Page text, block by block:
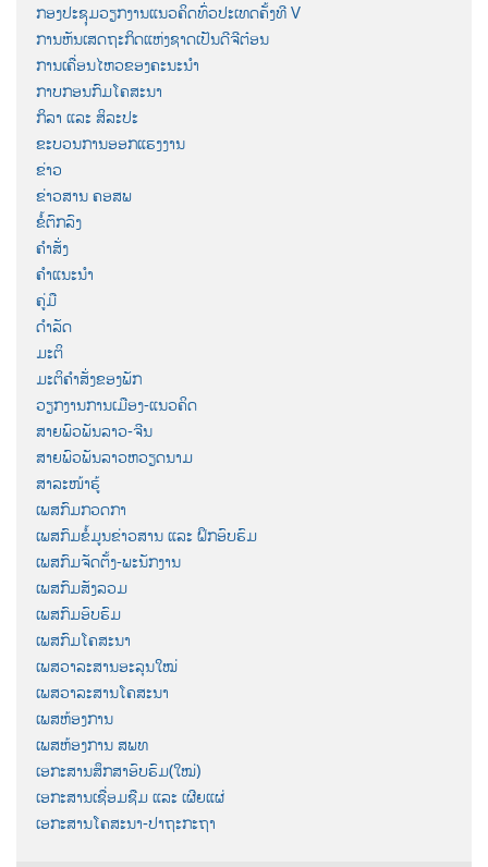
ກອງປະຊຸມວຽກງານແນວຄິດທົ່ວປະເທດຄັ້ງທີ V
ການຫັນເສດຖະກິດແຫ່ງຊາດເປັນດີຈີຕ໋ອນ
ການເຄື່ອນໄຫວຂອງຄະນະນຳ
ກາບກອນກົມໂຄສະນາ
ກິລາ ແລະ ສິລະປະ
ຂະບວນການອອກແຮງງານ
ຂ່າວ
ຂ່າວສານ ຄອສພ
ຂໍ້ຕົກລົງ
ຄຳສັ່ງ
ຄຳແນະນຳ
ຄູ່ມື
ດຳລັດ
ມະຕິ
ມະຕິຄຳສັ່ງຂອງພັກ
ວຽກງານການເມືອງ-ແນວຄິດ
ສາຍພົວພັນລາວ-ຈີນ
ສາຍພົວພັນລາວຫວຽດນາມ
ສາລະໜ້າຮູ້
ເພສກົມກວດກາ
ເພສກົມຂໍ້ມູນຂ່າວສານ ແລະ ຝຶກອົບຮົມ
ເພສກົມຈັດຕັ້ງ-ພະນັກງານ
ເພສກົມສັງລວມ
ເພສກົມອົບຮົມ
ເພສກົມໂຄສະນາ
ເພສວາລະສານອະລຸນໃໝ່
ເພສວາລະສານໂຄສະນາ
ເພສຫ້ອງການ
ເພສຫ້ອງການ ສພທ
ເອກະສານສຶກສາອົບຮົມ(ໃໝ່)
ເອກະສານເຊື່ອມຊືມ ແລະ ເຜີຍແຜ່
ເອກະສານໂຄສະນາ-ປາຖະກະຖາ